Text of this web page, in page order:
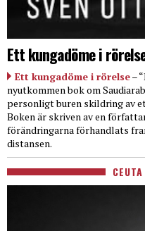
Ett kungadöme i
Ett kungadöme i rörelse–
nyutkommen bok om
personligt buren skildring av
Boken är skriven av en
förändringarna förhandlats
distansen.